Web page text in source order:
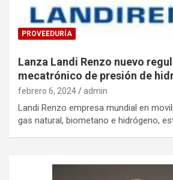
PROVEEDURÍA
Lanza Landi Renzo nuevo
mecatrónico de presión de
febrero 6, 2024 admin
Landi Renzo empresa mundial en
gas natural, biometano e hidrógeno,